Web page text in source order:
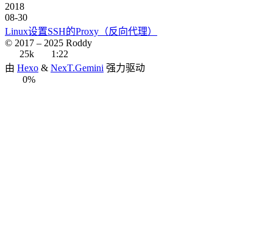
2018
08-30
Linux设置SSH的Proxy（反向代理）
© 2017 – 2025 Roddy
25k
1:22
由 Hexo & NexT.Gemini 强力驱动
0%